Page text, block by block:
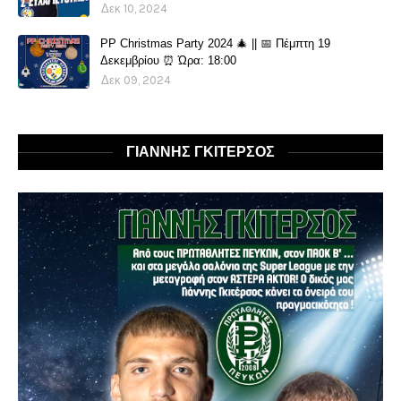
Δεκ 10, 2024
PP Christmas Party 2024 🎄 || 📅 Πέμπτη 19
Δεκεμβρίου ⏰ Ώρα: 18:00
Δεκ 09, 2024
ΓΙΑΝΝΗΣ ΓΚΙΤΕΡΣΟΣ